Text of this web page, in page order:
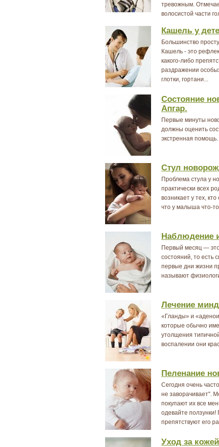
тревожным.
волосистой части
Кашель у
Большинство
Кашель - это
какого-либо
раздражении
глотки, гортани...
Состояние
Апгар.
Первые минуты
должны оценить
экстренная
Стул
Проблема стула у
практически всех
возникает у тех,
что у малыша что-то
Наблюдение
Первый месяц —
состояний, то есть
первые дни жизни
называют
Лечение
«Гланды» и
которые обычно
утолщения
воспалении они
Пеленание
Сегодня очень
не заворачивает".
покупают их все
одевайте
препятствуют его
Уход за